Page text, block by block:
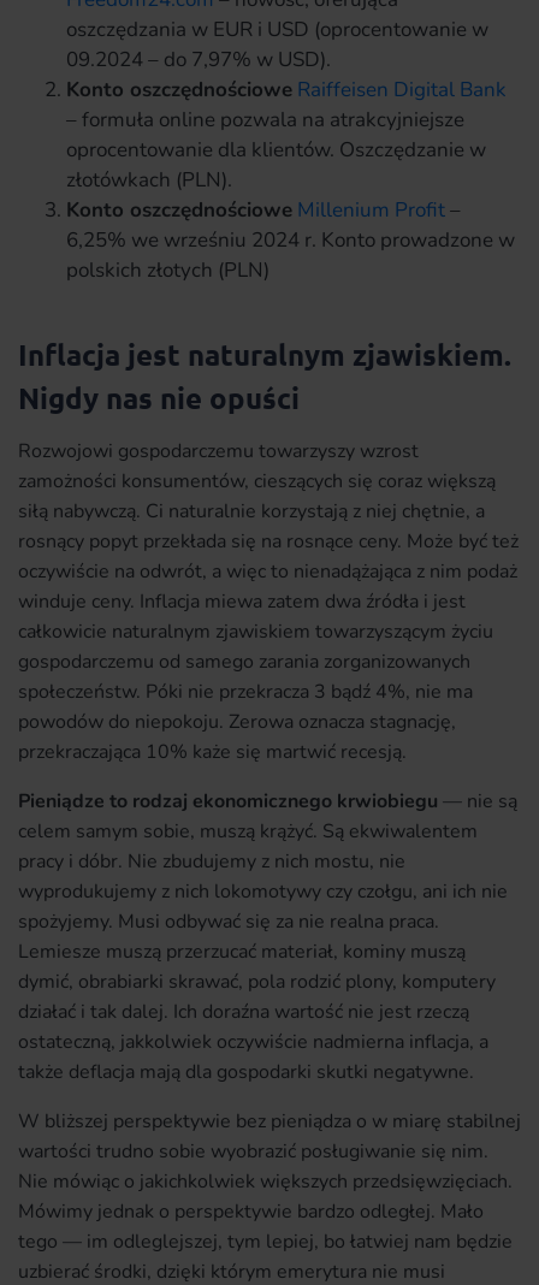
oszczędzania w EUR i USD (oprocentowanie w
09.2024 – do 7,97% w USD).
Konto oszczędnościowe Raiffeisen Digital Bank
– formuła online pozwala na atrakcyjniejsze
oprocentowanie dla klientów. Oszczędzanie w
złotówkach (PLN).
Konto oszczędnościowe Millenium Profit–
6,25% we wrześniu 2024 r. Konto prowadzone w
polskich złotych (PLN)
Inflacja jest naturalnym zjawiskiem.
Nigdy nas nie opuści
Rozwojowi gospodarczemu towarzyszy wzrost
zamożności konsumentów, cieszących się coraz większą
siłą nabywczą. Ci naturalnie korzystają z niej chętnie, a
rosnący popyt przekłada się na rosnące ceny. Może być też
oczywiście na odwrót, a więc to nienadążająca z nim podaż
winduje ceny. Inflacja miewa zatem dwa źródła i jest
całkowicie naturalnym zjawiskiem towarzyszącym życiu
gospodarczemu od samego zarania zorganizowanych
społeczeństw. Póki nie przekracza 3 bądź 4%, nie ma
powodów do niepokoju. Zerowa oznacza stagnację,
przekraczająca 10% każe się martwić recesją.
Pieniądze to rodzaj ekonomicznego krwiobiegu — nie są
celem samym sobie, muszą krążyć. Są ekwiwalentem
pracy i dóbr. Nie zbudujemy z nich mostu, nie
wyprodukujemy z nich lokomotywy czy czołgu, ani ich nie
spożyjemy. Musi odbywać się za nie realna praca.
Lemiesze muszą przerzucać materiał, kominy muszą
dymić, obrabiarki skrawać, pola rodzić plony, komputery
działać i tak dalej. Ich doraźna wartość nie jest rzeczą
ostateczną, jakkolwiek oczywiście nadmierna inflacja, a
także deflacja mają dla gospodarki skutki negatywne.
W bliższej perspektywie bez pieniądza o w miarę stabilnej
wartości trudno sobie wyobrazić posługiwanie się nim.
Nie mówiąc o jakichkolwiek większych przedsięwzięciach.
Mówimy jednak o perspektywie bardzo odległej. Mało
tego — im odleglejszej, tym lepiej, bo łatwiej nam będzie
uzbierać środki, dzięki którym emerytura nie musi